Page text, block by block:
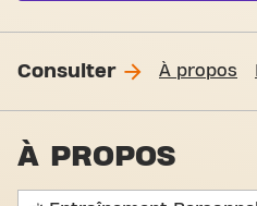
Consulter À propos
À PROPOS